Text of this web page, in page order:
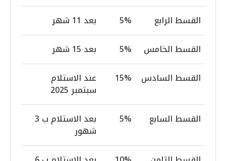
القسط الرابع
5%
بعد 11 شهر
القسط الخامس
5%
بعد 15 شهر
القسط السادس
15% عند الاستلام
سبتمبر 2025
القسط السابع
5% بعد الاستلام ب 3
شهور